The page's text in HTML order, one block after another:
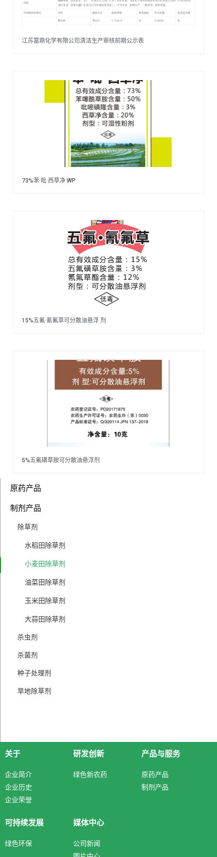
原药产品
制剂产品
除草剂
水稻田除草剂
小麦田除草剂
油菜田除草剂
玉米田除草剂
大蒜田除草剂
杀虫剂
杀菌剂
种子处理剂
旱地除草剂
江苏富鼎化学有限公司清洁生产审核前期公示表
73%苯·吡·西草净 WP
15%五氟·氰氟草可分散油悬浮 剂
5%五氟磺草胺可分散油悬浮剂
关于
企业简介
企业历史
企业荣誉
研发创新
绿色新农药
产品与服务
原药产品
制剂产品
可持续发展
绿色环保
媒体中心
公司新闻